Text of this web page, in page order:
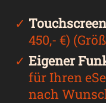
Touchscreen
450,- €)
Eigener
für Ihren
nach